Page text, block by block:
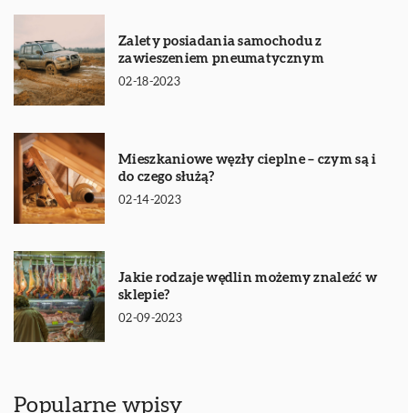
Zalety posiadania samochodu z
zawieszeniem pneumatycznym
02-18-2023
Mieszkaniowe węzły cieplne – czym są i
do czego służą?
02-14-2023
Jakie rodzaje wędlin możemy znaleźć w
sklepie?
02-09-2023
Popularne wpisy